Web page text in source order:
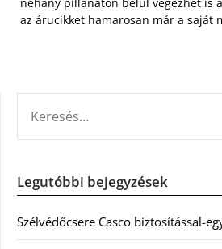
az árucikket hamarosan már a saját
Legutóbbi bejegyzések
Szélvédőcsere Casco biztosítással-